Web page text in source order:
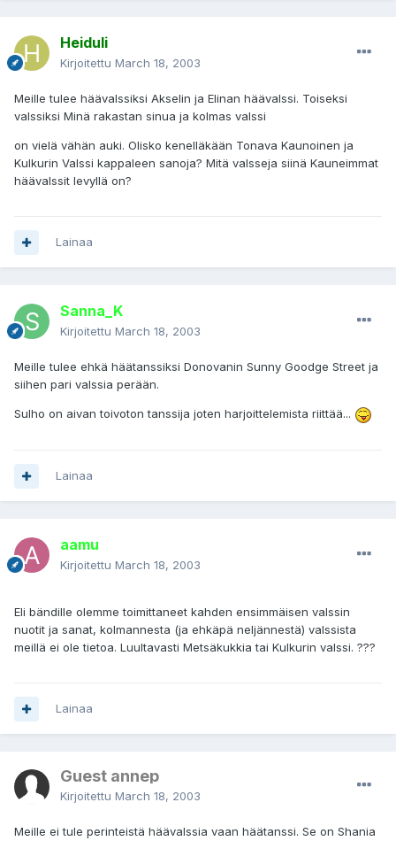
Heiduli
Kirjoitettu March 18, 2003
Meille tulee häävalssiksi Akselin ja Elinan häävalssi. Toiseksi
valssiksi Minä rakastan sinua ja kolmas valssi
on vielä vähän auki. Olisko kenelläkään Tonava Kaunoinen ja
Kulkurin Valssi kappaleen sanoja? Mitä valsseja siinä Kauneimmat
häävalssit levyllä on?
Lainaa
Sanna_K
Kirjoitettu March 18, 2003
Meille tulee ehkä häätanssiksi Donovanin Sunny Goodge Street ja
siihen pari valssia perään.
Sulho on aivan toivoton tanssija joten harjoittelemista riittää...
Lainaa
aamu
Kirjoitettu March 18, 2003
Eli bändille olemme toimittaneet kahden ensimmäisen valssin
nuotit ja sanat, kolmannesta (ja ehkäpä neljännestä) valssista
meillä ei ole tietoa. Luultavasti Metsäkukkia tai Kulkurin valssi. ???
Lainaa
Guest annep
Kirjoitettu March 18, 2003
Meille ei tule perinteistä häävalssia vaan häätanssi. Se on Shania